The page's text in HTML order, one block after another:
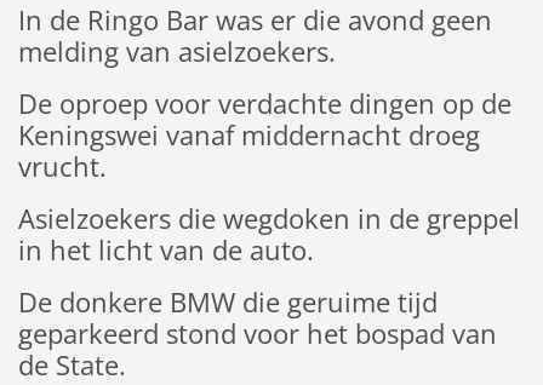
In de Ringo Bar was er die avond geen
melding van asielzoekers.
De oproep voor verdachte dingen op de
Keningswei vanaf middernacht droeg
vrucht.
Asielzoekers die wegdoken in de greppel
in het licht van de auto.
De donkere BMW die geruime tijd
geparkeerd stond voor het bospad van
de State.